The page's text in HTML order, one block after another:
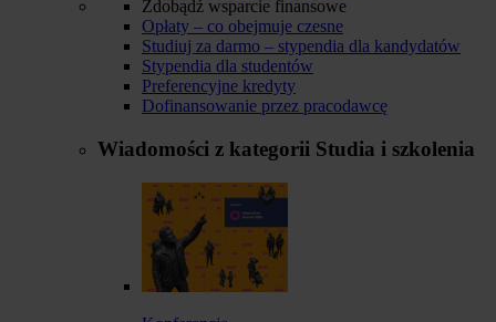
Zdobądź wsparcie finansowe
Opłaty – co obejmuje czesne
Studiuj za darmo – stypendia dla kandydatów
Stypendia dla studentów
Preferencyjne kredyty
Dofinansowanie przez pracodawcę
Wiadomości z kategorii Studia i szkolenia